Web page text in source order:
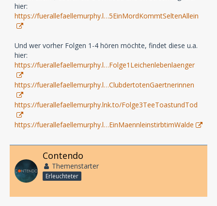
hier:
https://fuerallefaellemurphy.l…5EinMordKommtSeltenAllein
Und wer vorher Folgen 1-4 hören möchte, findet diese u.a.
hier:
https://fuerallefaellemurphy.l…Folge1Leichenlebenlaenger
https://fuerallefaellemurphy.l…ClubdertotenGaertnerinnen
https://fuerallefaellemurphy.lnk.to/Folge3TeeToastundTod
https://fuerallefaellemurphy.l…EinMaennleinstirbtimWalde
Contendo
Themenstarter
Erleuchteter